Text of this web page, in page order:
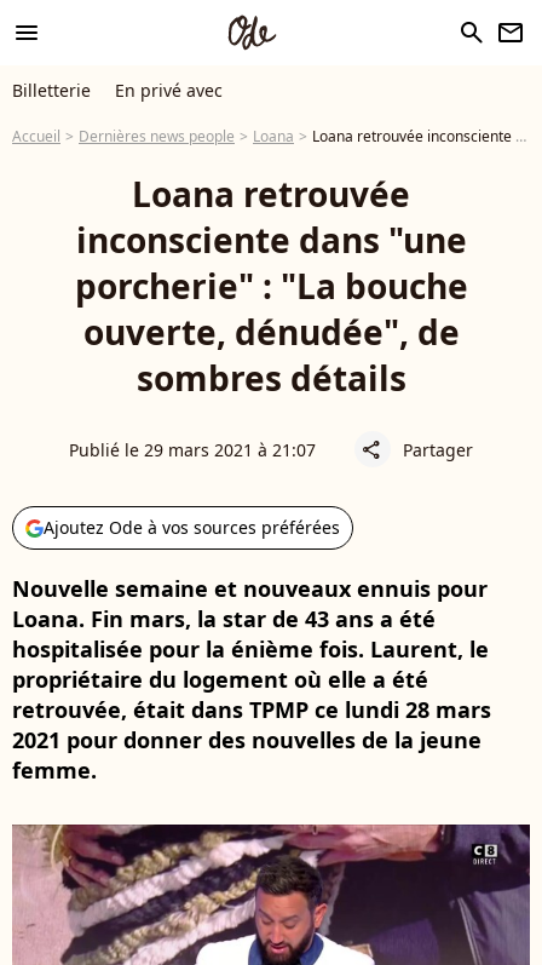
menu search newsletter
Billetterie En privé avec
Accueil Dernières news people Loana Loana retrouvée inconsciente dans "une porcherie" : "La bouche ouverte, dénudée", de sombres détails
Loana retrouvée
inconsciente dans "une
porcherie" : "La bouche
ouverte, dénudée", de
sombres détails
Publié le 29 mars 2021 à 21:07 share Partager
Ajoutez Ode à vos sources préférées
Nouvelle semaine et nouveaux ennuis pour
Loana. Fin mars, la star de 43 ans a été
hospitalisée pour la énième fois. Laurent, le
propriétaire du logement où elle a été
retrouvée, était dans TPMP ce lundi 28 mars
2021 pour donner des nouvelles de la jeune
femme.